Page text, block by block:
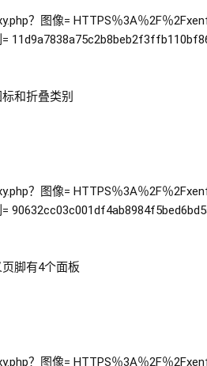
和折叠类别
页脚有4个面板